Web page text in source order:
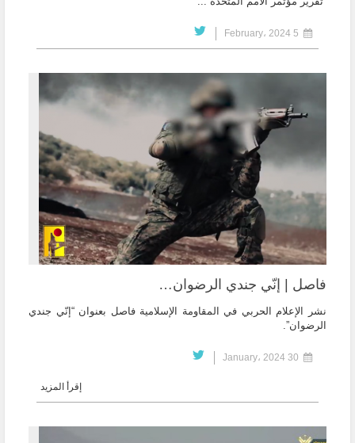
فاصل | إنّي جندي الرضوان…
نشر الإعلام الحربي في المقاومة الإسلامية فاصل بعنوان “إنّي جندي
الرضوان”.
إقرأ المزيد